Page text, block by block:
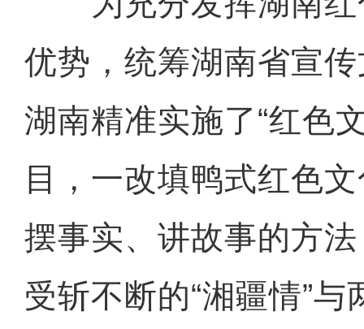
优势，统筹湖南省宣
湖南精准实施了“红色
目，一改填鸭式红色
摆事实、讲故事的方
受斩不断的“湘疆情”